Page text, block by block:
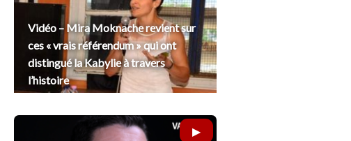
Vidéo – Mira Moknache revient sur
ces « vrais référendum » qui ont
distingué la Kabylie à travers
l’histoire